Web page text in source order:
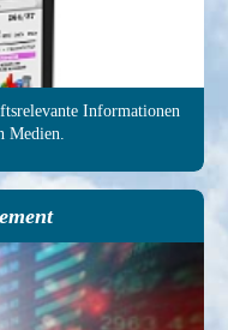
In­forma­tionen
Medien.